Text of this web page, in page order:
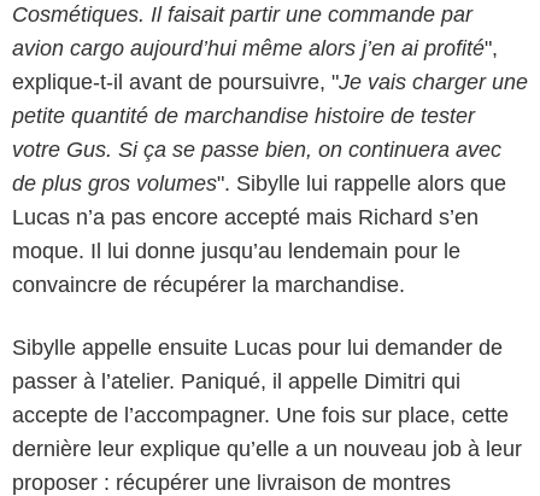
Cosmétiques. Il faisait partir une commande par
avion cargo aujourd’hui même alors j’en ai profité",
explique-t-il avant de poursuivre, "Je vais charger une
petite quantité de marchandise histoire de tester
votre Gus. Si ça se passe bien, on continuera avec
de plus gros volumes". Sibylle lui rappelle alors que
Lucas n’a pas encore accepté mais Richard s’en
moque. Il lui donne jusqu’au lendemain pour le
convaincre de récupérer la marchandise.
Sibylle appelle ensuite Lucas pour lui demander de
passer à l’atelier. Paniqué, il appelle Dimitri qui
accepte de l’accompagner. Une fois sur place, cette
dernière leur explique qu’elle a un nouveau job à leur
proposer : récupérer une livraison de montres